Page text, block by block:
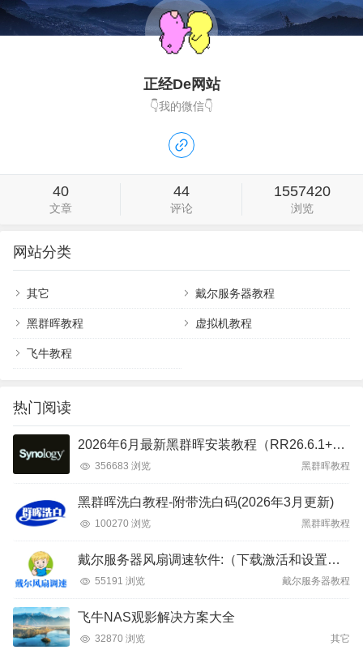
正经De网站
👇我的微信👇
40
文章
44
评论
1557420
浏览
网站分类
其它 戴尔服务器教程
黑群晖教程 虚拟机教程
飞牛教程
热门阅读
2026年6月最新黑群晖安装教程（RR26.6.1+DSM7.4）
356683 浏览 黑群晖教程
黑群晖洗白教程-附带洗白码(2026年3月更新)
100270 浏览 黑群晖教程
戴尔服务器风扇调速软件:（下载激活和设置教程）
55191 浏览 戴尔服务器教程
飞牛NAS观影解决方案大全
32870 浏览 其它